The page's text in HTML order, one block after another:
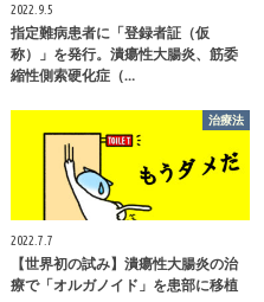
2022.9.5
指定難病患者に「登録者証（仮
称）」を発行。潰瘍性大腸炎、筋委
縮性側索硬化症（…
治療法
2022.7.7
【世界初の試み】潰瘍性大腸炎の治
療で「オルガノイド」を患部に移植